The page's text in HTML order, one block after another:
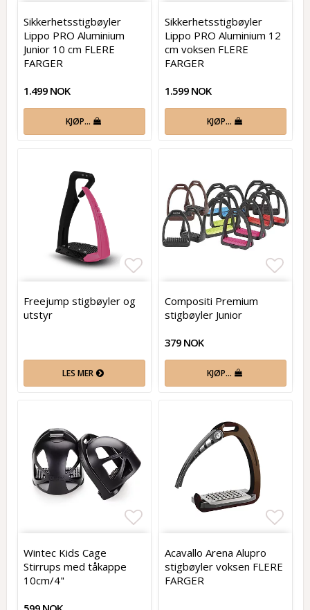
Add to list of favorites
Sikkerhetsstigbøyler
Lippo PRO Aluminium
Junior 10 cm FLERE
FARGER
1.499 NOK
KJØP…
Sikkerhetsstigbøyler
Lippo PRO Aluminium 12
cm voksen FLERE
FARGER
1.599 NOK
KJØP…
Add to list of favorites
Freejump stigbøyler og
utstyr
LES MER
Compositi Premium
stigbøyler Junior
379 NOK
KJØP…
Add to list of favorites
Wintec Kids Cage
Stirrups med tåkappe
10cm/4"
Acavallo Arena Alupro
stigbøyler voksen FLERE
FARGER